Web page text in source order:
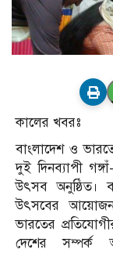
কালের খবরঃ
বাংলাদেশ ও
দুই দিনব্যাপী
উৎসব অনুষ্ঠিত।
উৎসবের আয়োজন
ভারতের
দেশের